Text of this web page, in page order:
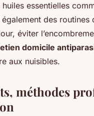
essentielles
des routines
éviter
domicile
aux nuisibles.
méthodes